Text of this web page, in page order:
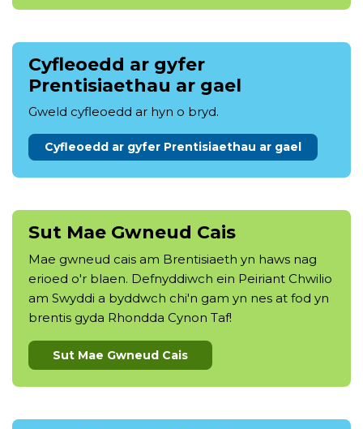
Cyfleoedd ar gyfer
Prentisiaethau ar gael
Gweld cyfleoedd ar hyn o bryd.
Cyfleoedd ar gyfer Prentisiaethau ar gael
Sut Mae Gwneud Cais
Mae gwneud cais am Brentisiaeth yn haws nag
erioed o'r blaen. Defnyddiwch ein Peiriant Chwilio
am Swyddi a byddwch chi'n gam yn nes at fod yn
brentis gyda Rhondda Cynon Taf!
Sut Mae Gwneud Cais